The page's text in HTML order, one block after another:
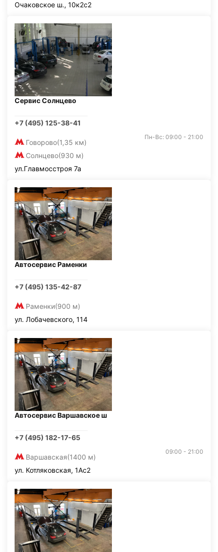
Очаковское ш., 10к2с2
Сервис Солнцево
+7 (495) 125-38-41
Говорово(1,35 км)
Солнцево(930 м)
Пн-Вс: 09:00 - 21:00
ул.Главмосстроя 7а
Автосервис Раменки
+7 (495) 135-42-87
Раменки(900 м)
ул. Лобачевского, 114
Автосервис Варшавское ш
+7 (495) 182-17-65
Варшавская(1400 м)
09:00 - 21:00
ул. Котляковская, 1Ас2